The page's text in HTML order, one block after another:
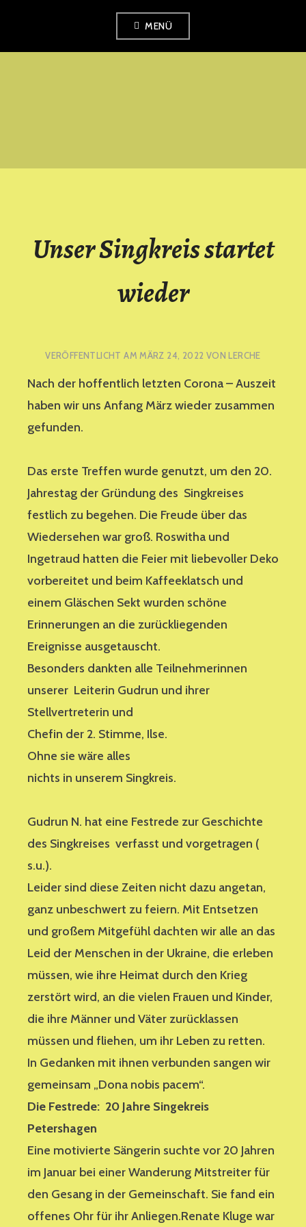
MENÜ
PETERSHAGEN
Unser Singkreis startet
wieder
VERÖFFENTLICHT AM MÄRZ 24, 2022 VONLERCHE
Nach der hoffentlich letzten Corona – Auszeit
haben wir uns Anfang März wieder zusammen
gefunden.
Das erste Treffen wurde genutzt, um den 20.
Jahrestag der Gründung des Singkreises
festlich zu begehen. Die Freude über das
Wiedersehen war groß. Roswitha und
Ingetraud hatten die Feier mit liebevoller Deko
vorbereitet und beim Kaffeeklatsch und
einem Gläschen Sekt wurden schöne
Erinnerungen an die zurückliegenden
Ereignisse ausgetauscht.
Besonders dankten alle Teilnehmerinnen
unserer Leiterin Gudrun und ihrer
Stellvertreterin und
Chefin der 2. Stimme, Ilse.
Ohne sie wäre alles
nichts in unserem Singkreis.
Gudrun N. hat eine Festrede zur Geschichte
des Singkreises verfasst und vorgetragen (
s.u.).
Leider sind diese Zeiten nicht dazu angetan,
ganz unbeschwert zu feiern. Mit Entsetzen
und großem Mitgefühl dachten wir alle an das
Leid der Menschen in der Ukraine, die erleben
müssen, wie ihre Heimat durch den Krieg
zerstört wird, an die vielen Frauen und Kinder,
die ihre Männer und Väter zurücklassen
müssen und fliehen, um ihr Leben zu retten.
In Gedanken mit ihnen verbunden sangen wir
gemeinsam „Dona nobis pacem“.
Die Festrede: 20 Jahre Singekreis
Petershagen
Eine motivierte Sängerin suchte vor 20 Jahren
im Januar bei einer Wanderung Mitstreiter für
den Gesang in der Gemeinschaft. Sie fand ein
offenes Ohr für ihr Anliegen.Renate Kluge war